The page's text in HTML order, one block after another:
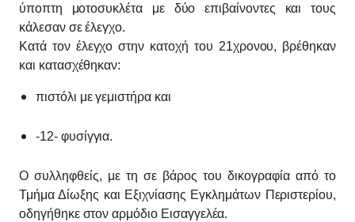
ύποπτη μοτοσυκλέτα με δύο επιβαίνοντες και τους
κάλεσαν σε έλεγχο.
Κατά τον έλεγχο στην κατοχή του 21χρονου, βρέθηκαν
και κατασχέθηκαν:
πιστόλι με γεμιστήρα και
-12- φυσίγγια.
Ο συλληφθείς, με τη σε βάρος του δικογραφία από το
Τμήμα Δίωξης και Εξιχνίασης Εγκλημάτων Περιστερίου,
οδηγήθηκε στον αρμόδιο Εισαγγελέα.